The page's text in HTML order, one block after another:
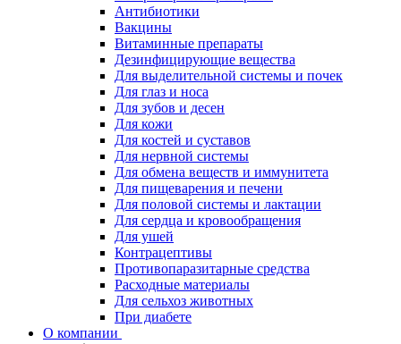
Антибиотики
Вакцины
Витаминные препараты
Дезинфицирующие вещества
Для выделительной системы и почек
Для глаз и носа
Для зубов и десен
Для кожи
Для костей и суставов
Для нервной системы
Для обмена веществ и иммунитета
Для пищеварения и печени
Для половой системы и лактации
Для сердца и кровообращения
Для ушей
Контрацептивы
Противопаразитарные средства
Расходные материалы
Для сельхоз животных
При диабете
О компании